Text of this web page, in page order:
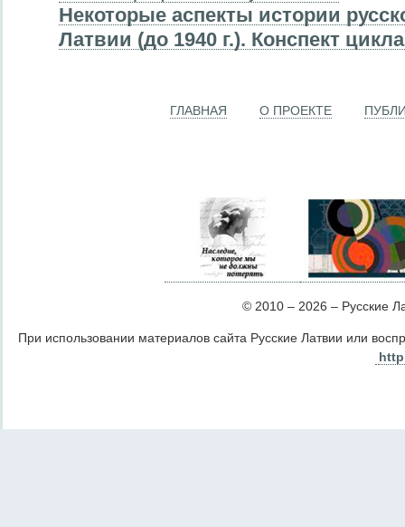
Некоторые аспекты истории
Латвии (до 1940 г.). Конспект
ГЛАВНАЯ О ПРОЕКТЕ
© 2010 – 2026 – Русские
При использовании материалов сайта Русские Латвии или